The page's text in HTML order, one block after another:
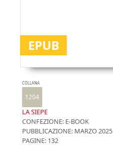
EPUB
COLLANA
1204
LA SIEPE
CONFEZIONE: E-BOOK
PUBBLICAZIONE: MARZO 2025
PAGINE: 132